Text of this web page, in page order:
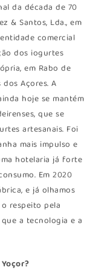
da década de 70
& Santos, Lda., em
comercial
dos iogurtes
em Rabo de
Açores. A
hoje se mantém
que se
artesanais. Foi
mais impulso e
hotelaria já forte
Em 2020
e já olhamos
respeito pela
a tecnologia e a